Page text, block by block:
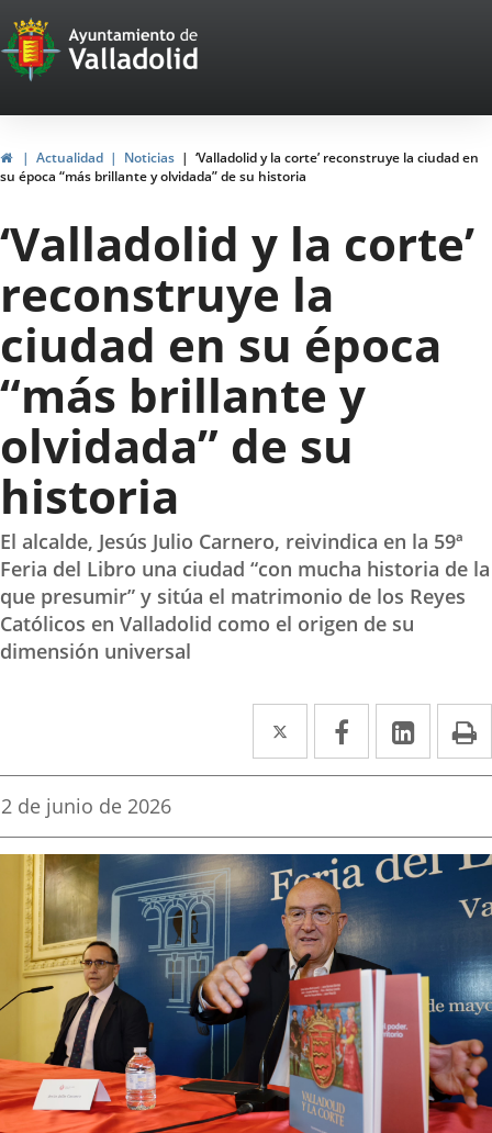
Portal
Web
del
Ayuntamiento
de
Valladolid
InicioActualidad Noticias
‘Valladolid y la corte’ reconstruye la ciudad en
su época “más brillante y olvidada” de su historia
‘Valladolid y la corte’
reconstruye la
ciudad en su época
“más brillante y
olvidada” de su
historia
El alcalde, Jesús Julio Carnero, reivindica en la 59ª
Feria del Libro una ciudad “con mucha historia de la
que presumir” y sitúa el matrimonio de los Reyes
Católicos en Valladolid como el origen de su
dimensión universal
Twitter
Enlace
a
aplicación
externa.
Facebook
Enlace
a
aplicación
externa.
Enlace
a
Fecha
la
noticia
2 de junio de 2026